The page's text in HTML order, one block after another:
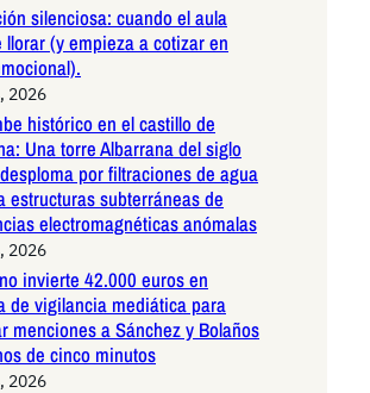
silenciosa: cuando el aula
llorar (y empieza a cotizar en
2026
histórico en el castillo de
Una torre Albarrana del siglo
por filtraciones de agua
estructuras subterráneas de
electromagnéticas anómalas
2026
invierte 42.000 euros en
de vigilancia mediática para
menciones a Sánchez y Bolaños
de cinco minutos
2026